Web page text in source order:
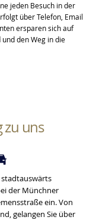
jeden Besuch in der
über Telefon, Email
ersparen sich auf
den Weg in die
zu uns
der Münchner
ein. Von
gelangen Sie über